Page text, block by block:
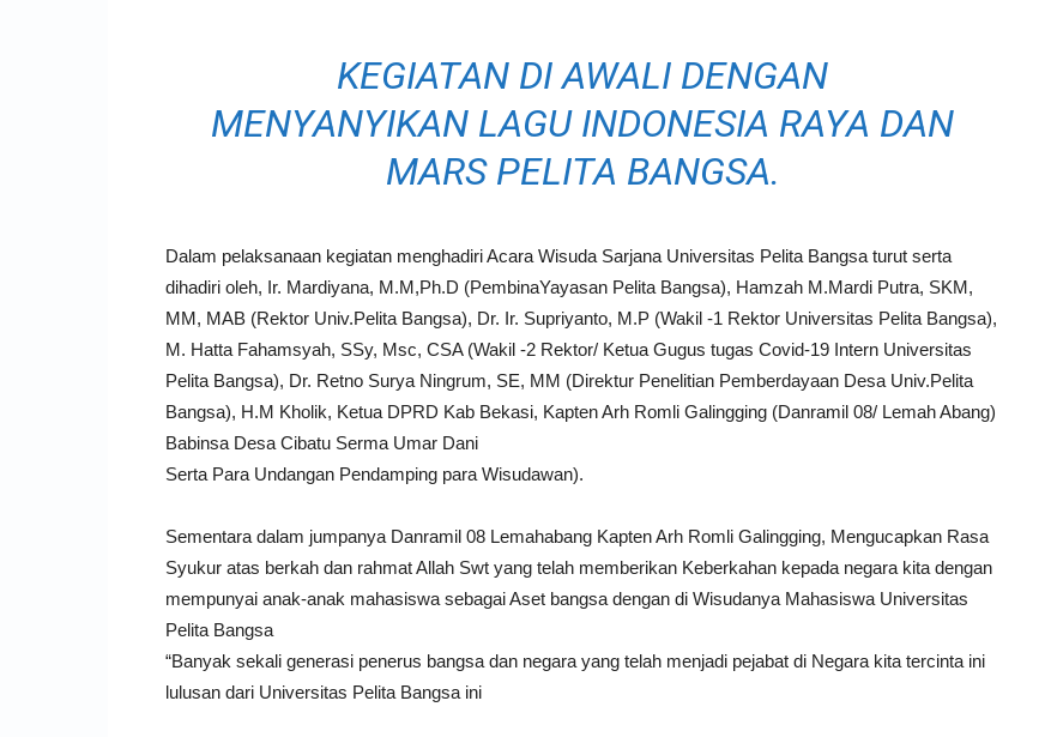
KEGIATAN DI AWALI DENGAN
MENYANYIKAN LAGU INDONESIA RAYA DAN
MARS PELITA BANGSA.
Dalam pelaksanaan kegiatan menghadiri Acara Wisuda Sarjana Universitas Pelita Bangsa turut serta
dihadiri oleh, Ir. Mardiyana, M.M,Ph.D (PembinaYayasan Pelita Bangsa), Hamzah M.Mardi Putra, SKM,
MM, MAB (Rektor Univ.Pelita Bangsa), Dr. Ir. Supriyanto, M.P (Wakil -1 Rektor Universitas Pelita Bangsa),
M. Hatta Fahamsyah, SSy, Msc, CSA (Wakil -2 Rektor/ Ketua Gugus tugas Covid-19 Intern Universitas
Pelita Bangsa), Dr. Retno Surya Ningrum, SE, MM (Direktur Penelitian Pemberdayaan Desa Univ.Pelita
Bangsa), H.M Kholik, Ketua DPRD Kab Bekasi, Kapten Arh Romli Galingging (Danramil 08/ Lemah Abang)
Babinsa Desa Cibatu Serma Umar Dani
Serta Para Undangan Pendamping para Wisudawan).
Sementara dalam jumpanya Danramil 08 Lemahabang Kapten Arh Romli Galingging, Mengucapkan Rasa
Syukur atas berkah dan rahmat Allah Swt yang telah memberikan Keberkahan kepada negara kita dengan
mempunyai anak-anak mahasiswa sebagai Aset bangsa dengan di Wisudanya Mahasiswa Universitas
Pelita Bangsa
“Banyak sekali generasi penerus bangsa dan negara yang telah menjadi pejabat di Negara kita tercinta ini
lulusan dari Universitas Pelita Bangsa ini